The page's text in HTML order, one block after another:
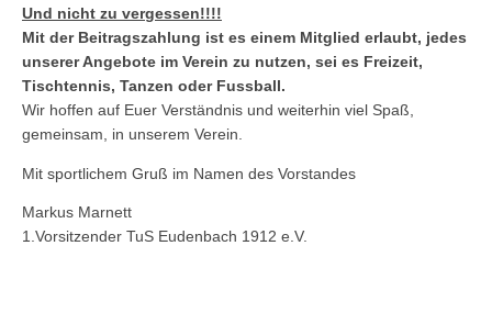
Und nicht zu vergessen!!!!
Mit der Beitragszahlung ist es einem Mitglied erlaubt, jedes
unserer Angebote im Verein zu nutzen, sei es Freizeit,
Tischtennis, Tanzen oder Fussball.
Wir hoffen auf Euer Verständnis und weiterhin viel Spaß,
gemeinsam, in unserem Verein.
Mit sportlichem Gruß im Namen des Vorstandes
Markus Marnett
1.Vorsitzender TuS Eudenbach 1912 e.V.